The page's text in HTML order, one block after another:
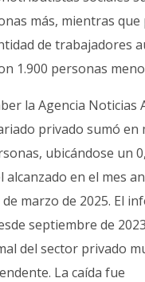
más, mientras que
de trabajadores
1.900 personas
la Agencia Noticias
privado sumó en
ubicándose un
alcanzado en el mes
marzo de 2025. El
septiembre de
del sector privado
La caída fue